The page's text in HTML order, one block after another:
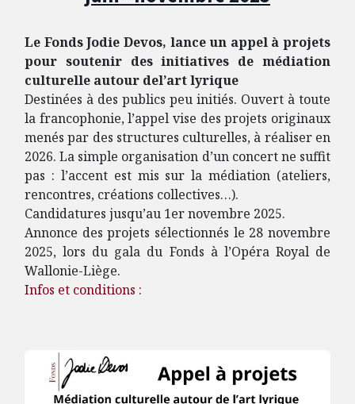
Le Fonds Jodie Devos, lance un appel à projets
pour soutenir des initiatives de médiation
culturelle autour del’art lyrique
Destinées à des publics peu initiés. Ouvert à toute
la francophonie, l’appel vise des projets originaux
menés par des structures culturelles, à réaliser en
2026. La simple organisation d’un concert ne suffit
pas : l’accent est mis sur la médiation (ateliers,
rencontres, créations collectives…).
Candidatures jusqu’au 1er novembre 2025.
Annonce des projets sélectionnés le 28 novembre
2025, lors du gala du Fonds à l’Opéra Royal de
Wallonie-Liège.
Infos et conditions :